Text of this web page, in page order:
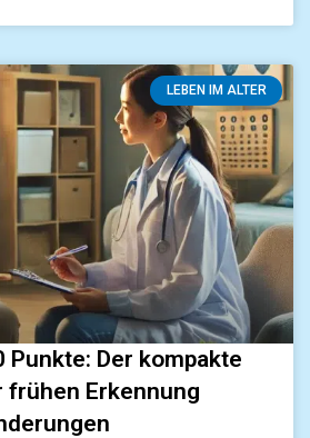
LEBEN IM ALTER
Punkte: Der kompakte
frühen Erkennung